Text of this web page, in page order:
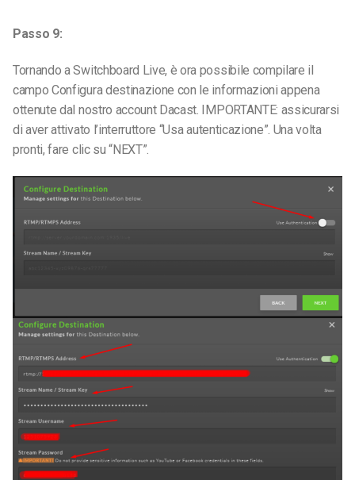
Passo 9:
Tornando a Switchboard Live, è ora possibile compilare il
campo Configura destinazione con le informazioni appena
ottenute dal nostro account Dacast. IMPORTANTE: assicurarsi
di aver attivato l’interruttore “Usa autenticazione”. Una volta
pronti, fare clic su “NEXT”.